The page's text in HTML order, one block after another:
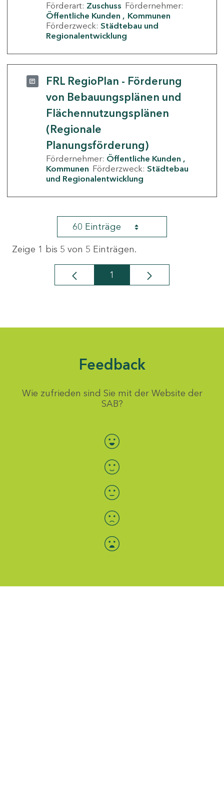
Förderart: Zuschuss Fördernehmer:
Öffentliche Kunden
Kommunen
Förderzweck: Städtebau und
Regionalentwicklung
FRL RegioPlan - Förderung
von Bebauungsplänen und
Flächennutzungsplänen
(Regionale
Planungsförderung)
Fördernehmer: Öffentliche Kunden
Kommunen Förderzweck: Städtebau
und Regionalentwicklung
60 Einträge
Zeige 1 bis 5 von 5 Einträgen.
Seite
1
Feedback
Wie zufrieden sind Sie mit der Website der
SAB?
Bewertung auswählen